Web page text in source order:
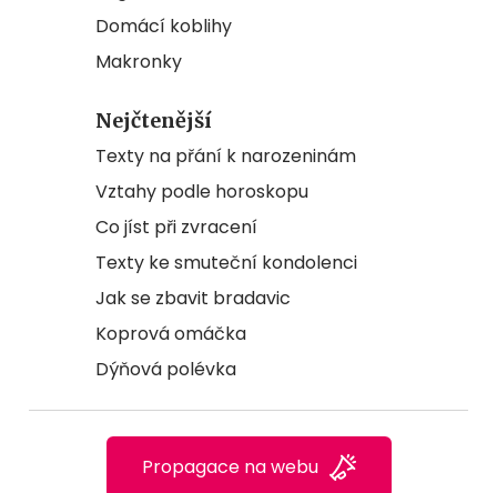
Domácí koblihy
Makronky
Nejčtenější
Texty na přání k narozeninám
Vztahy podle horoskopu
Co jíst při zvracení
Texty ke smuteční kondolenci
Jak se zbavit bradavic
Koprová omáčka
Dýňová polévka
Propagace na webu